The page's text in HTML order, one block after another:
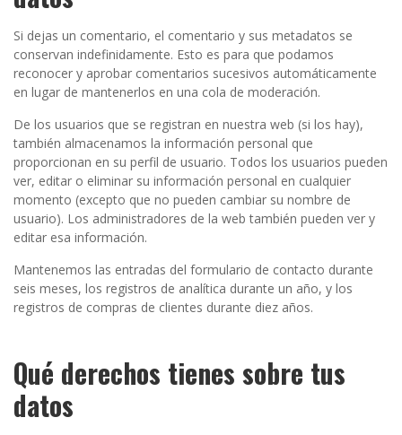
Si dejas un comentario, el comentario y sus metadatos se
conservan indefinidamente. Esto es para que podamos
reconocer y aprobar comentarios sucesivos automáticamente
en lugar de mantenerlos en una cola de moderación.
De los usuarios que se registran en nuestra web (si los hay),
también almacenamos la información personal que
proporcionan en su perfil de usuario. Todos los usuarios pueden
ver, editar o eliminar su información personal en cualquier
momento (excepto que no pueden cambiar su nombre de
usuario). Los administradores de la web también pueden ver y
editar esa información.
Mantenemos las entradas del formulario de contacto durante
seis meses, los registros de analítica durante un año, y los
registros de compras de clientes durante diez años.
Qué derechos tienes sobre tus
datos